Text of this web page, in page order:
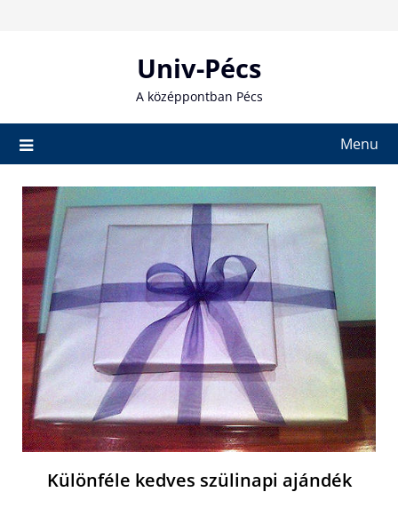
Univ-Pécs
A középpontban Pécs
Menu
Különféle kedves szülinapi ajándék